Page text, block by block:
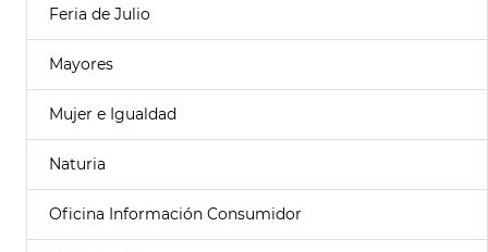
Feria de Julio
Mayores
Mujer e Igualdad
Naturia
Oficina Información Consumidor